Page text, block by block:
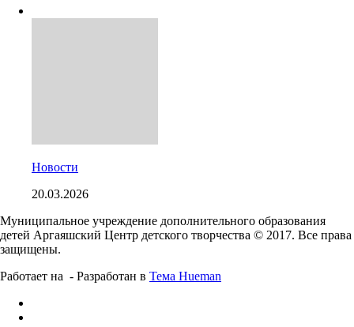
Новости
20.03.2026
Муниципальное учреждение дополнительного образования
детей Аргаяшский Центр детского творчества © 2017. Все права
защищены.
Работает на - Разработан в Тема Hueman